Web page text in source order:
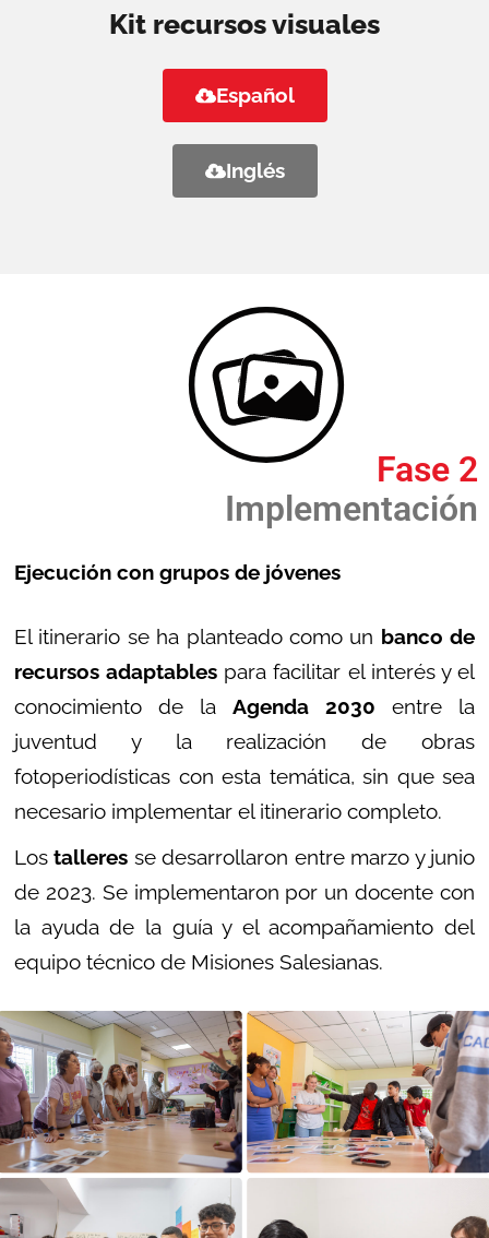
Kit recursos visuales
Español
Inglés
Fase 2
Implementación
Ejecución con grupos de jóvenes
El itinerario se ha planteado como un banco de
recursos adaptables para facilitar el interés y el
conocimiento de la Agenda 2030 entre la
juventud y la realización de obras
fotoperiodísticas con esta temática, sin que sea
necesario implementar el itinerario completo.
Lostalleres se desarrollaron entre marzo y junio
de 2023. Se implementaron por un docente con
la ayuda de la guía y el acompañamiento del
equipo técnico de Misiones Salesianas.